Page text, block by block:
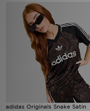
adidas Originals Snake Satin